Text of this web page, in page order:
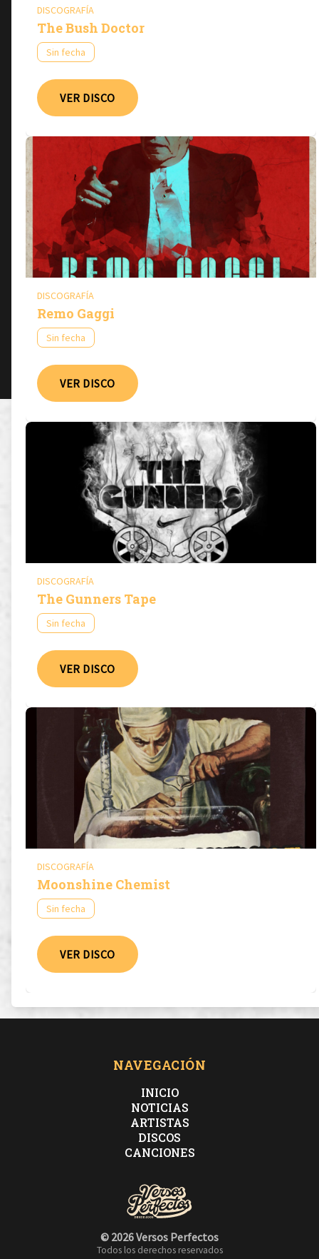
DISCOGRAFÍA
The Bush Doctor
Sin fecha
VER DISCO
DISCOGRAFÍA
Remo Gaggi
Sin fecha
VER DISCO
DISCOGRAFÍA
The Gunners Tape
Sin fecha
VER DISCO
DISCOGRAFÍA
Moonshine Chemist
Sin fecha
VER DISCO
NAVEGACIÓN
INICIO
NOTICIAS
ARTISTAS
DISCOS
CANCIONES
© 2026 Versos Perfectos
Todos los derechos reservados